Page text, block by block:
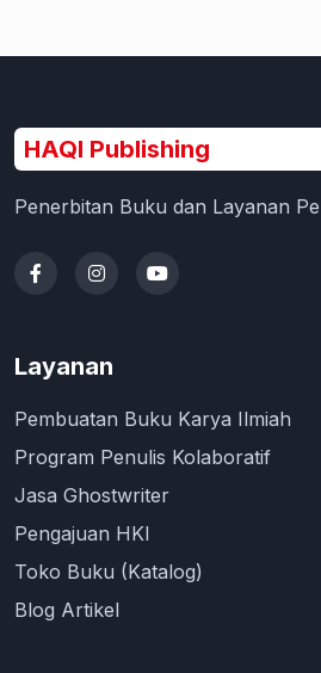
HAQI Publishing
Penerbitan Buku dan Layanan
Layanan
Pembuatan Buku Karya Ilmiah
Program Penulis Kolaboratif
Jasa Ghostwriter
Pengajuan HKI
Toko Buku (Katalog)
Blog Artikel